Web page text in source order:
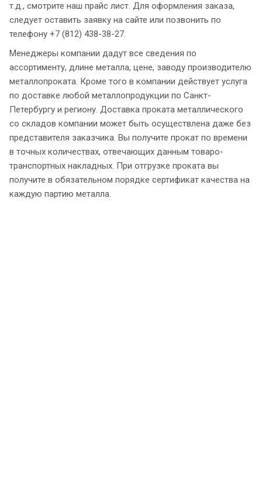
т.д., смотрите наш прайс лист. Для оформления заказа,
следует оставить заявку на сайте или позвонить по
телефону +7 (812) 438-38-27.
Менеджеры компании дадут все сведения по
ассортименту, длине металла, цене, заводу производителю
металлопроката. Кроме того в компании действует услуга
по доставке любой металлопродукции по Санкт-
Петербургу и региону. Доставка проката металлического
со складов компании может быть осуществлена даже без
представителя заказчика. Вы получите прокат по времени
в точных количествах, отвечающих данным товаро-
транспортных накладных. При отгрузке проката вы
получите в обязательном порядке сертификат качества на
каждую партию металла.